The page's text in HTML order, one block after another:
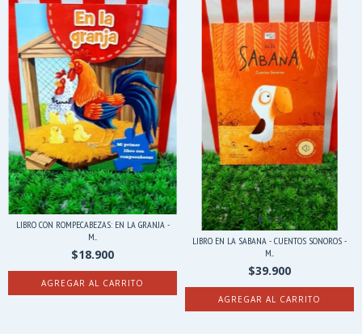
LIBRO CON ROMPECABEZAS: EN LA GRANJA -
M...
$18.900
LIBRO EN LA SABANA - CUENTOS SONOROS -
M...
$39.900